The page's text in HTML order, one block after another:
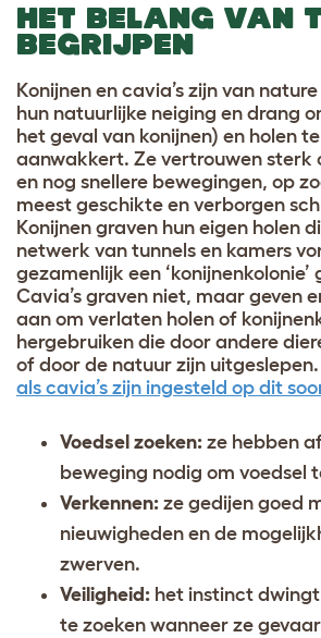
HET BELANG VAN
BEGRIJPEN
Konijnen en cavia’s zijn van
hun natuurlijke neiging en drang
het geval van konijnen) en holen
aanwakkert. Ze vertrouwen sterk
en nog snellere bewegingen, op
meest geschikte en verborgen
Konijnen graven hun eigen holen
netwerk van tunnels en kamers
gezamenlijk een ‘konijnenkolonie’
Cavia’s graven niet, maar geven
aan om verlaten holen of
hergebruiken die door andere
of door de natuur zijn uitgeslepen.
als cavia’s zijn ingesteld op dit
Voedsel zoeken: ze hebben
beweging nodig om voedsel
Verkennen: ze gedijen goed
nieuwigheden en de
zwerven.
Veiligheid: het instinct
te zoeken wanneer ze